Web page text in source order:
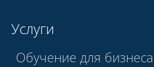
Услуги
Обучение для бизнеса